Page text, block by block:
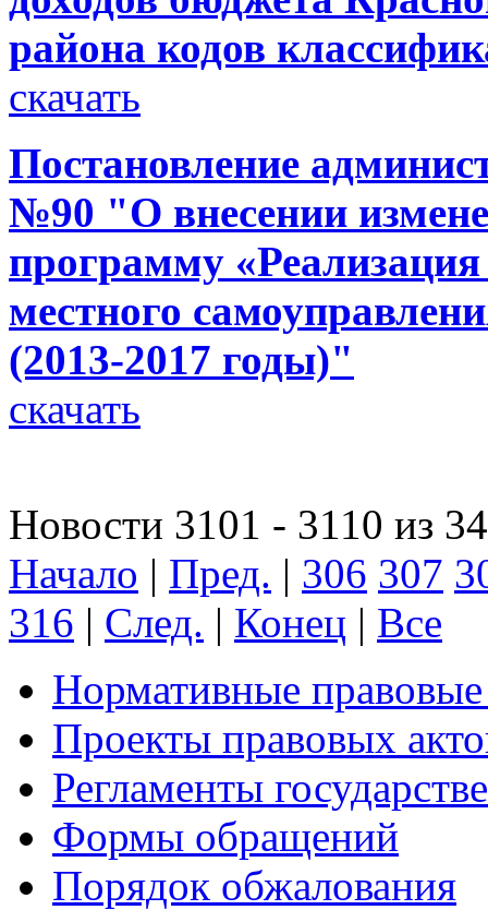
района кодов
скачать
Постановление
№90 "О внесении
программу
местного
(2013-2017 годы)"
скачать
Новости 3101 - 3110 из
Начало | Пред. | 306 307
316 | След. | Конец | Все
Нормативные
Проекты правовых
Регламенты
Формы обращений
Порядок обжалования